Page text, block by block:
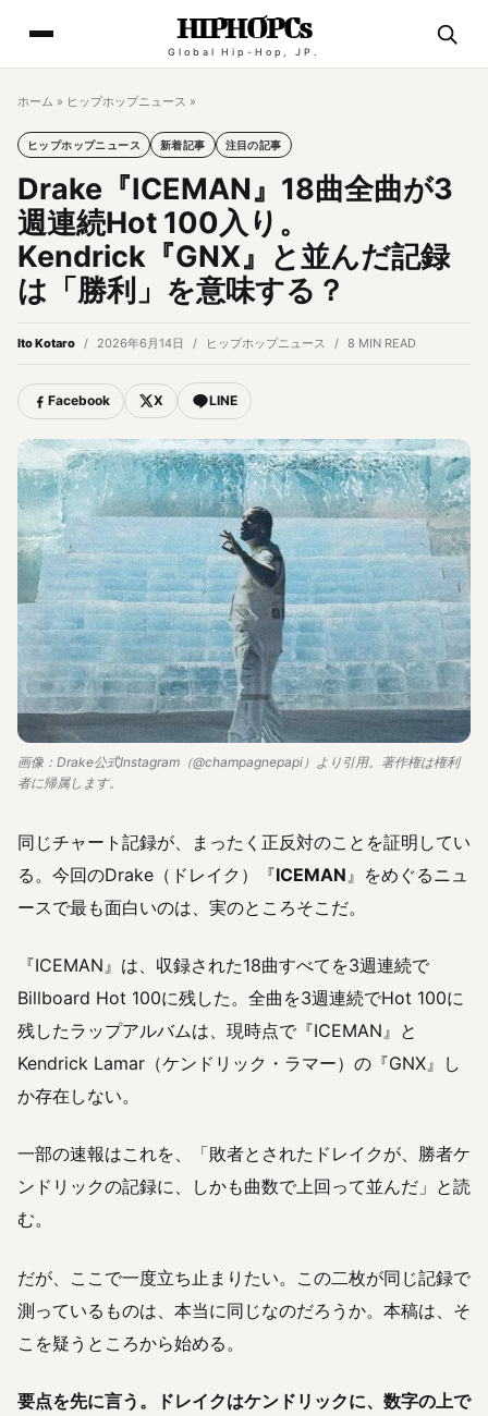
HIPHOPCs
Global Hip-Hop, JP.
ホーム » ヒップホップニュース »
ヒップホップニュース 新着記事 注目の記事
Drake『ICEMAN』18曲全曲が3
週連続Hot 100入り。
Kendrick『GNX』と並んだ記録
は「勝利」を意味する？
Ito Kotaro 2026年6月14日 ヒップホップニュース 8 MIN READ
Facebook X LINE
画像：Drake公式Instagram（@champagnepapi）より引用。著作権は権利
者に帰属します。
同じチャート記録が、まったく正反対のことを証明してい
る。今回のDrake（ドレイク）『ICEMAN』をめぐるニュ
ースで最も面白いのは、実のところそこだ。
『ICEMAN』は、収録された18曲すべてを3週連続で
Billboard Hot 100に残した。全曲を3週連続でHot 100に
残したラップアルバムは、現時点で『ICEMAN』と
Kendrick Lamar（ケンドリック・ラマー）の『GNX』し
か存在しない。
一部の速報はこれを、「敗者とされたドレイクが、勝者ケ
ンドリックの記録に、しかも曲数で上回って並んだ」と読
む。
だが、ここで一度立ち止まりたい。この二枚が同じ記録で
測っているものは、本当に同じなのだろうか。本稿は、そ
こを疑うところから始める。
要点を先に言う。ドレイクはケンドリックに、数字の上で